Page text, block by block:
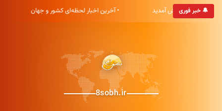
🔔 خبر فوری
خبری هشت صبح خوش آمدید • آخرین اخبار لحظه‌ای کشور و جهان
8sobh.ir